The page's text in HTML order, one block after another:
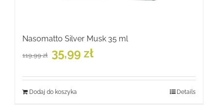
Nasomatto Silver Musk 35 ml
119,99zł
Pierwotna
cena
119,99 zł.
35,99 złcena
35,99 zł.
Dodaj do koszyka Details